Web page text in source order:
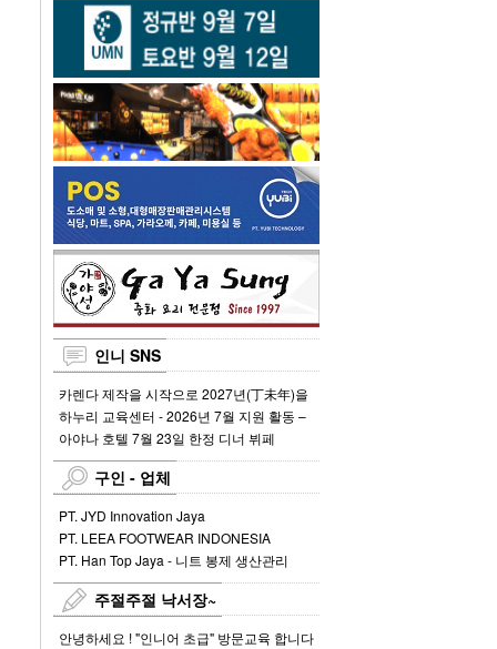
인니 SNS
카렌다 제작을 시작으로 2027년(丁未年)을
미리 준비하세요!
하누리 교육센터 - 2026년 7월 지원 활동 –
열한번째 후원
아야나 호텔 7월 23일 한정 디너 뷔페
구인 - 업체
PT. JYD Innovation Jaya
PT. LEEA FOOTWEAR INDONESIA
PT. Han Top Jaya - 니트 봉제 생산관리
주절주절 낙서장~
안녕하세요 ! "인니어 초급" 방문교육 합니다